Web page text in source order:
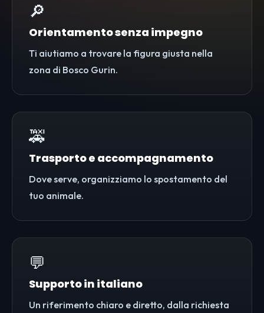
🔎
Orientamento senza impegno
Ti aiutiamo a trovare la figura giusta nella
zona di Bosco Gurin.
🚕
Trasporto e accompagnamento
Dove serve, organizziamo lo spostamento del
tuo animale.
💬
Supporto in italiano
Un riferimento chiaro e diretto, dalla richiesta